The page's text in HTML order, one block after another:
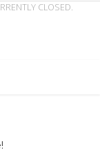
CLOSED.